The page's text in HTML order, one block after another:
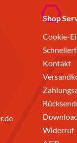
Shop
Cookie-
Kontakt
Widerruf